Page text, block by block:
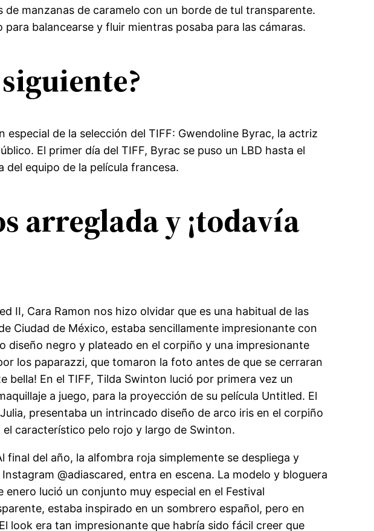
manzanas de caramelo con un borde de tul transparente.
balancearse y fluir mientras posaba para las cámaras.
de la selección del TIFF: Gwendoline Byrac, la actriz
El primer día del TIFF, Byrac se puso un LBD hasta el
equipo de la película francesa.
arreglada y ¡todavía
II, Cara Ramon nos hizo olvidar que es una habitual de las
Ciudad de México, estaba sencillamente impresionante con
negro y plateado en el corpiño y una impresionante
los paparazzi, que tomaron la foto antes de que se cerraran
bella! En el TIFF, Tilda Swinton lució por primera vez un
a juego, para la proyección de su película Untitled. El
presentaba un intrincado diseño de arco iris en el corpiño
característico pelo rojo y largo de Swinton.
final del año, la alfombra roja simplemente se despliega y
@adiascared, entra en escena. La modelo y bloguera
lució un conjunto muy especial en el Festival
estaba inspirado en un sombrero español, pero en
look era tan impresionante que habría sido fácil creer que